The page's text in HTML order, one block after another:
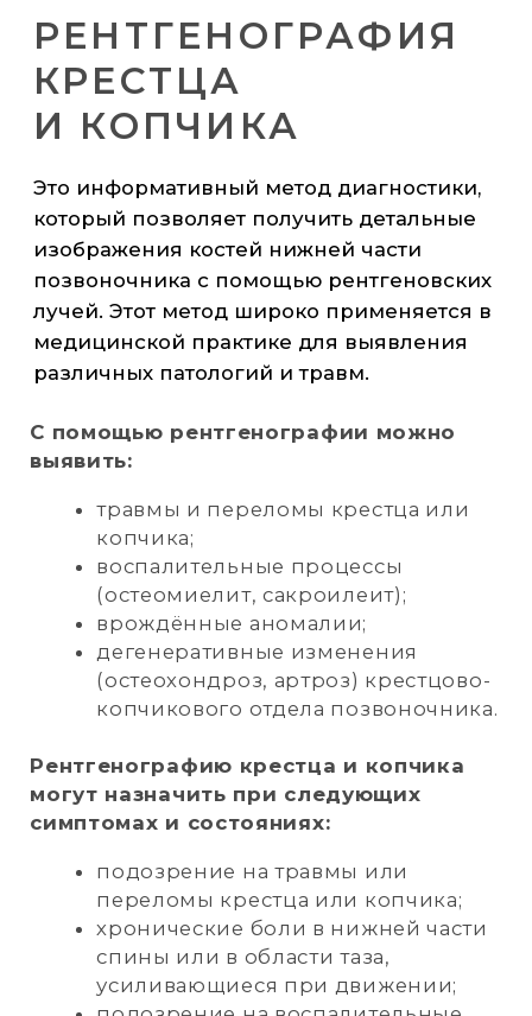
артроз — дегенеративные
изменения в суставе, которые могут
привести к его разрушению;
новообразования костей сустава;
врождённые аномалии развития
сустава.
локтевого сустава при наличии
следующих симптомов:
боль в области локтя во время
уменьшение подвижности в
локтевом суставе, неприятные
«щелчки» при сгибании-разгибании
руки;
покраснение и отёчность кожи
локтевым суставом;
положение руки.
Доверьтесь опыту и профессионализму
специалистов, чтобы получить точные
690 р
рентгенография
локтевого сустава
+7 (3496) 45-10-01
г. Ноябрьск,
ул. 60 лет СССР, д.72 «A»
РЕНТГЕНОГРАФИЯ
ЛОКТЕВОЙ КОСТИ
И ЛУЧЕВОЙ КОСТИ
Это информативный метод диагностики,
который позволяет получить детальное
изображение костей предплечья. Этот
метод широко используется в